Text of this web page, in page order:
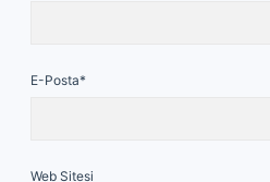
E-Posta*
Web Sitesi